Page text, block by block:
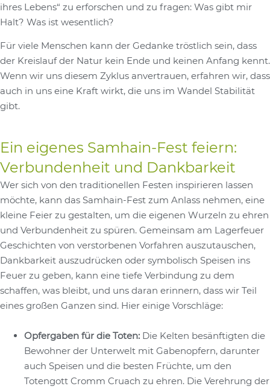
ihres Lebens“ zu erforschen und zu fragen: Was gibt mir
Halt? Was ist wesentlich?
Für viele Menschen kann der Gedanke tröstlich sein, dass
der Kreislauf der Natur kein Ende und keinen Anfang kennt.
Wenn wir uns diesem Zyklus anvertrauen, erfahren wir, dass
auch in uns eine Kraft wirkt, die uns im Wandel Stabilität
gibt.
Ein eigenes Samhain-Fest feiern:
Verbundenheit und Dankbarkeit
Wer sich von den traditionellen Festen inspirieren lassen
möchte, kann das Samhain-Fest zum Anlass nehmen, eine
kleine Feier zu gestalten, um die eigenen Wurzeln zu ehren
und Verbundenheit zu spüren. Gemeinsam am Lagerfeuer
Geschichten von verstorbenen Vorfahren auszutauschen,
Dankbarkeit auszudrücken oder symbolisch Speisen ins
Feuer zu geben, kann eine tiefe Verbindung zu dem
schaffen, was bleibt, und uns daran erinnern, dass wir Teil
eines großen Ganzen sind. Hier einige Vorschläge:
Opfergaben für die Toten: Die Kelten besänftigten die
Bewohner der Unterwelt mit Gabenopfern, darunter
auch Speisen und die besten Früchte, um den
Totengott Cromm Cruach zu ehren. Die Verehrung der